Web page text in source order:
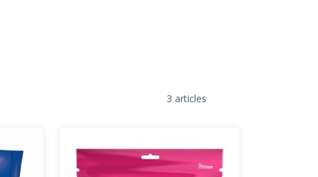
3 articles